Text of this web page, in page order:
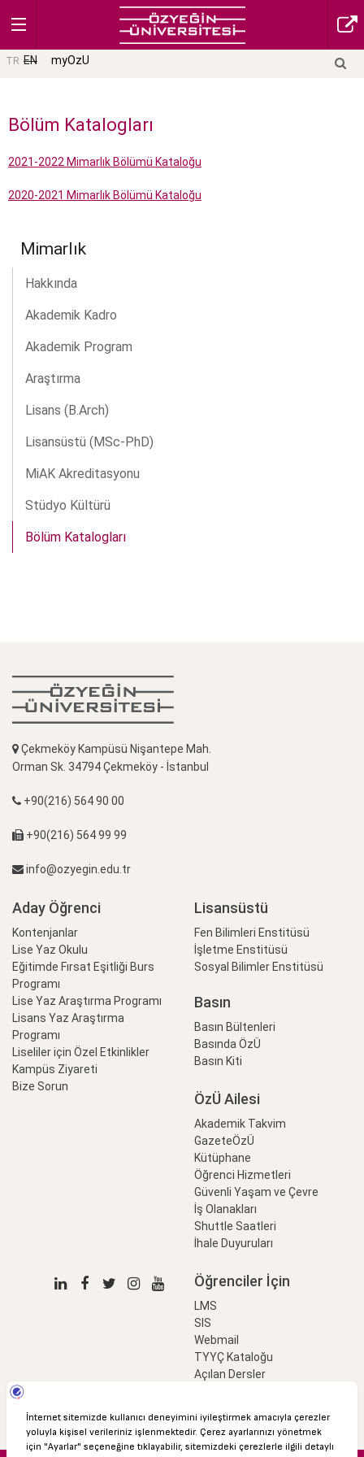
TR EN myOzU
Bölüm Katalogları
2021-2022 Mimarlık Bölümü Kataloğu
2020-2021 Mimarlık Bölümü Kataloğu
Mimarlık
Hakkında
Akademik Kadro
Akademik Program
Araştırma
Lisans (B.Arch)
Lisansüstü (MSc-PhD)
MiAK Akreditasyonu
Stüdyo Kültürü
Bölüm Katalogları
Çekmeköy Kampüsü Nişantepe Mah.
Orman Sk. 34794 Çekmeköy - İstanbul
+90(216) 564 90 00
+90(216) 564 99 99
info@ozyegin.edu.tr
Aday Öğrenci
Kontenjanlar
Lise Yaz Okulu
Eğitimde Fırsat Eşitliği Burs
Programı
Lise Yaz Araştırma Programı
Lisans Yaz Araştırma
Programı
Liseliler için Özel Etkinlikler
Kampüs Ziyareti
Bize Sorun
Lisansüstü
Fen Bilimleri Enstitüsü
İşletme Enstitüsü
Sosyal Bilimler Enstitüsü
Basın
Basın Bültenleri
Basında ÖzÜ
Basın Kiti
ÖzÜ Ailesi
Akademik Takvim
GazeteÖzÜ
Kütüphane
Öğrenci Hizmetleri
Güvenli Yaşam ve Çevre
İş Olanakları
Shuttle Saatleri
İhale Duyuruları
Öğrenciler İçin
LMS
SIS
Webmail
TYYÇ Kataloğu
Açılan Dersler